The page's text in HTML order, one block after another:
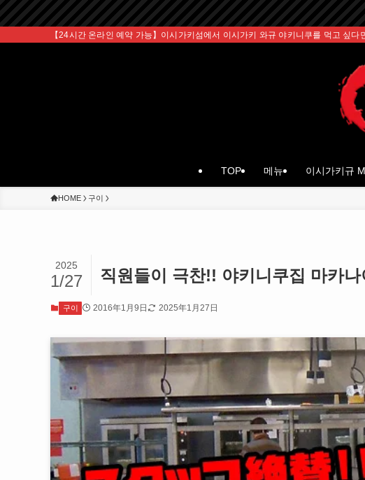
【24시간 온라인 예약 가능】이시가키섬에서 이시가키 와규 야키니쿠를 먹고 싶다
TOP 메뉴 이시가키규
HOME 구이
직원들이 극찬!! 야키니쿠집 마카나
2025
1/27
구이 2016年1月9日 2025年1月27日